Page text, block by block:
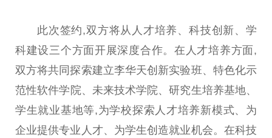
此次签约,双方将从人才培养、科技创新、学
科建设三个方面开展深度合作。在人才培养方面,
双方将共同探索建立李华天创新实验班、特色化示
范性软件学院、未来技术学院、研究生培养基地、
学生就业基地等,为学校探索人才培养新模式、为
企业提供专业人才、为学生创造就业机会。在科技